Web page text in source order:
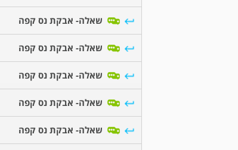
שאלה- אבקת נס קפה
שאלה- אבקת נס קפה
שאלה- אבקת נס קפה
שאלה- אבקת נס קפה
שאלה- אבקת נס קפה